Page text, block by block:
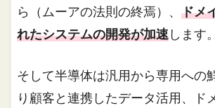
ら（ムーアの法則の終焉）、ドメ
れたシステムの開発が加速 します。
そして半導体は汎用から専用への
り顧客と連携したデータ活用、ド